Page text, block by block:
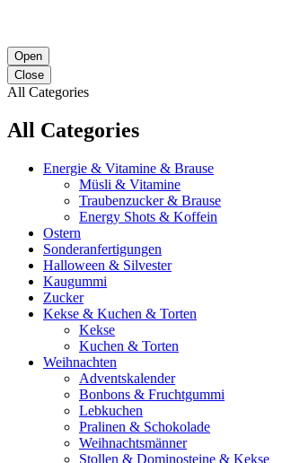
Open
Close
All Categories
All Categories
Energie & Vitamine & Brause
Müsli & Vitamine
Traubenzucker & Brause
Energy Shots & Koffein
Ostern
Sonderanfertigungen
Halloween & Silvester
Kaugummi
Zucker
Kekse & Kuchen & Torten
Kekse
Kuchen & Torten
Weihnachten
Adventskalender
Bonbons & Fruchtgummi
Lebkuchen
Pralinen & Schokolade
Weihnachtsmänner
Stollen & Dominosteine & Kekse